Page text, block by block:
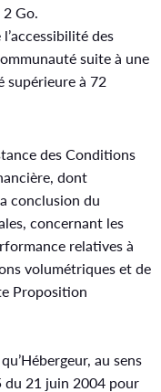
Go.
des
suite à une
supérieure à 72
des Conditions
dont
conclusion du
concernant les
relatives à
volumétriques et de
Proposition
au sens
du 21 juin 2004 pour